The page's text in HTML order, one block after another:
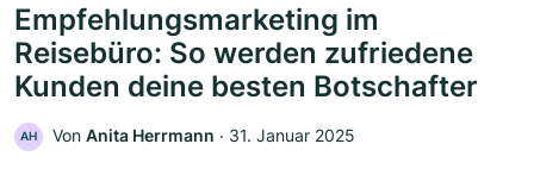
Empfehlungsmarketing im
Reisebüro: So werden zufriedene
Kunden deine besten Botschafter
AH Von Anita Herrmann ‧ 31. Januar 2025